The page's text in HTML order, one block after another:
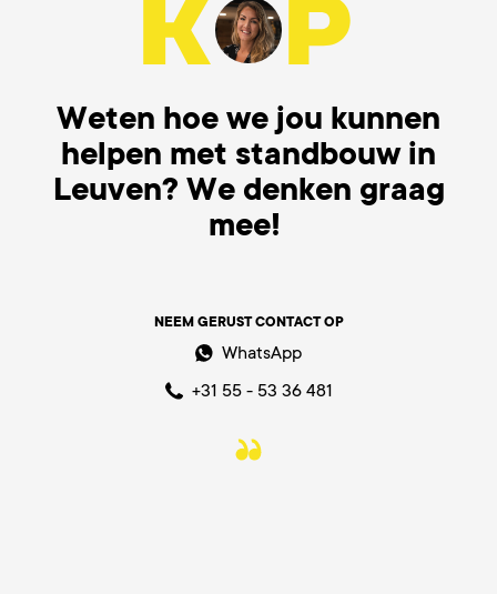
Weten hoe we jou kunnen
helpen met standbouw in
Leuven? We denken graag
mee!
NEEM GERUST CONTACT OP
WhatsApp
+31 55 - 53 36 481